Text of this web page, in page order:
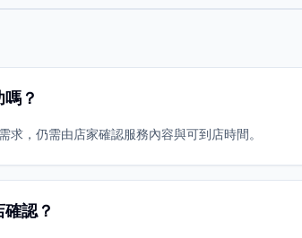
？
求，仍需由店家確認服務內容與可到店時間。
認？